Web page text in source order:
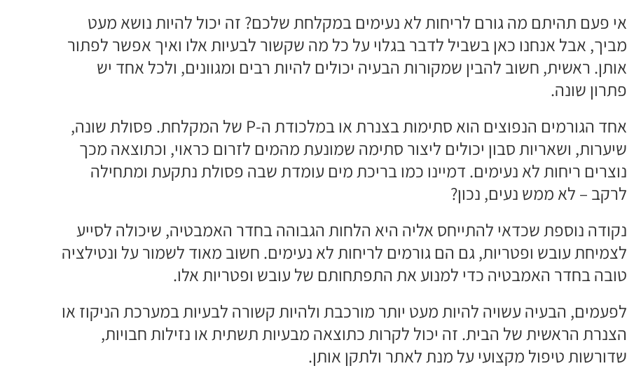
אי פעם תהיתם מה גורם לריחות לא נעימים במקלחת שלכם? זה יכול להיות נושא מעט
מביך, אבל אנחנו כאן בשביל לדבר בגלוי על כל מה שקשור לבעיות אלו ואיך אפשר לפתור
אותן. ראשית, חשוב להבין שמקורות הבעיה יכולים להיות רבים ומגוונים, ולכל אחד יש
פתרון שונה.
אחד הגורמים הנפוצים הוא סתימות בצנרת או במלכודת ה-P של המקלחת. פסולת שונה,
שיערות, ושאריות סבון יכולים ליצור סתימה שמונעת מהמים לזרום כראוי, וכתוצאה מכך
נוצרים ריחות לא נעימים. דמיינו כמו בריכת מים עומדת שבה פסולת נתקעת ומתחילה
לרקב – לא ממש נעים, נכון?
נקודה נוספת שכדאי להתייחס אליה היא הלחות הגבוהה בחדר האמבטיה, שיכולה לסייע
לצמיחת עובש ופטריות, גם הם גורמים לריחות לא נעימים. חשוב מאוד לשמור על ונטילציה
טובה בחדר האמבטיה כדי למנוע את התפתחותם של עובש ופטריות אלו.
לפעמים, הבעיה עשויה להיות מעט יותר מורכבת ולהיות קשורה לבעיות במערכת הניקוז או
הצנרת הראשית של הבית. זה יכול לקרות כתוצאה מבעיות תשתית או נזילות חבויות,
שדורשות טיפול מקצועי על מנת לאתר ולתקן אותן.